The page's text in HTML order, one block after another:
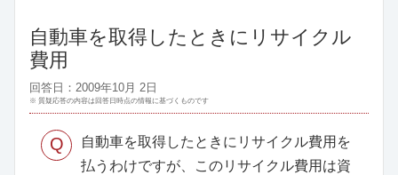
自動車を取得したときにリサイクル
費用
回答日：2009年10月 2日
※ 質疑応答の内容は回答日時点の情報に基づくものです
Q
自動車を取得したときにリサイクル費用を
払うわけですが、このリサイクル費用は資